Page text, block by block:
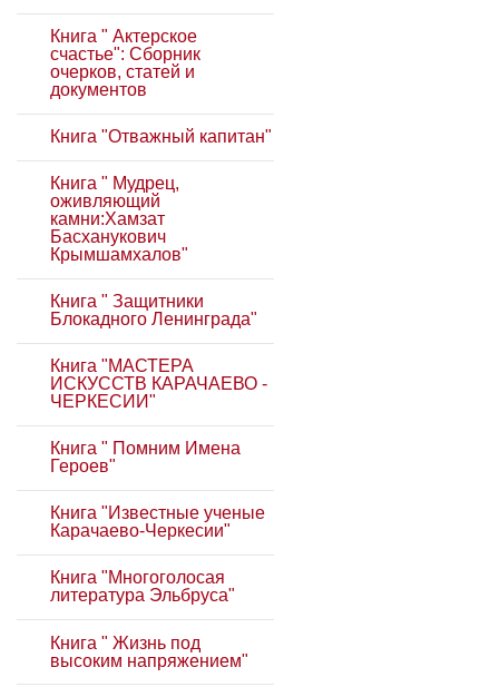
Книга " Актерское
счастье": Сборник
очерков, статей и
документов
Книга "Отважный капитан"
Книга " Мудрец,
оживляющий
камни:Хамзат
Басханукович
Крымшамхалов"
Книга " Защитники
Блокадного Ленинграда"
Книга "МАСТЕРА
ИСКУССТВ КАРАЧАЕВО -
ЧЕРКЕСИИ"
Книга " Помним Имена
Героев"
Книга "Известные ученые
Карачаево-Черкесии"
Книга "Многоголосая
литература Эльбруса"
Книга " Жизнь под
высоким напряжением"